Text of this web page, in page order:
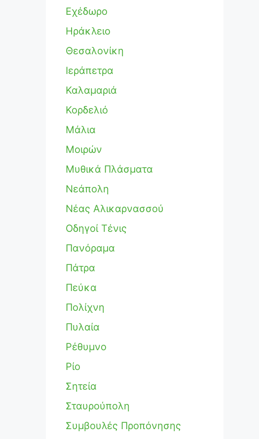
Εχέδωρο
Ηράκλειο
Θεσαλονίκη
Ιεράπετρα
Καλαμαριά
Κορδελιό
Μάλια
Μοιρών
Μυθικά Πλάσματα
Νεάπολη
Νέας Αλικαρνασσού
Οδηγοί Τένις
Πανόραμα
Πάτρα
Πεύκα
Πολίχνη
Πυλαία
Ρέθυμνο
Ρίο
Σητεία
Σταυρούπολη
Συμβουλές Προπόνησης